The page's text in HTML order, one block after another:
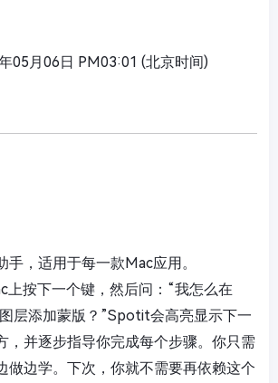
05月06日 PM03:01 (北京时间)
手，适用于每一款Mac应用。
上按下一个键，然后问：“我怎么在
层添加蒙版？”Spotit会高亮显示下一
，并逐步指导你完成每个步骤。你只需
做边学。下次，你就不需要再依赖这个